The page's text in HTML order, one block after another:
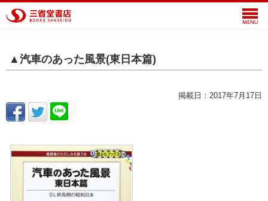
▲汽車のあった風景(東日本篇)
掲載日：2017年7月17日